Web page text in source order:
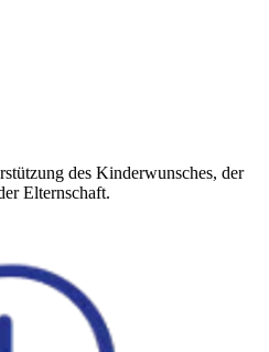
des Kinderwunsches, der
Elternschaft.